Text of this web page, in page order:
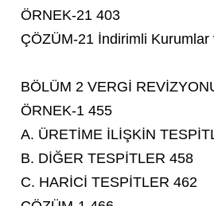
ÖRNEK-21 403
ÇÖZÜM-21 İndirimli Kurumlar
BÖLÜM 2 VERGİ
ÖRNEK-1 455
A. ÜRETİME İLİŞKİN
B. DİĞER TESPİTLER 458
C. HARİCİ TESPİTLER 462